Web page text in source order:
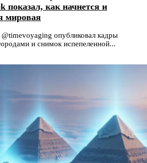
показал, как начнется и
мировая
опубликовал кадры
и снимок испепеленной...